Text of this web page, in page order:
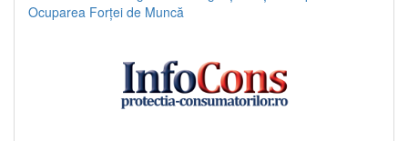
Ocuparea Forței de Muncă